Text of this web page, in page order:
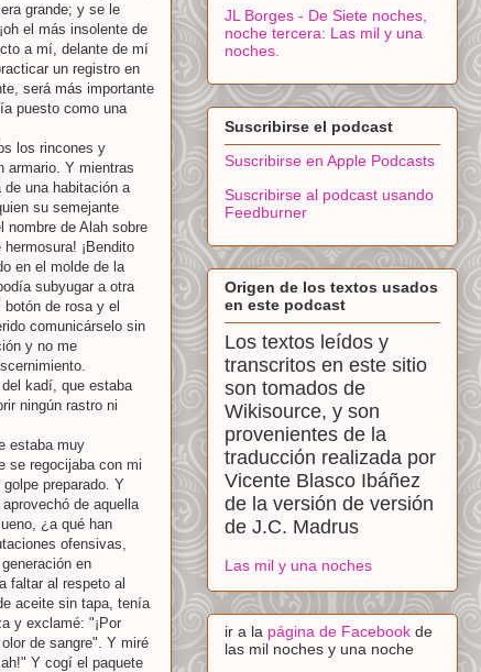
grande; y se le
el más insolente de
a mí, delante de mí
un registro en
será más importante
puesto como una
los rincones y
armario. Y mientras
una habitación a
su semejante
nombre de Alah sobre
¡Bendito
en el molde de la
subyugar a otra
de rosa y el
comunicárselo sin
y no me
kadí, que estaba
ningún rastro ni
estaba muy
se regocijaba con mi
preparado. Y
de aquella
¿a qué han
ofensivas,
en
faltar al respeto al
aceite sin tapa, tenía
y exclamé: "¡Por
de sangre". Y miré
Y cogí el paquete
JL Borges - De Siete noches,
noche tercera: Las mil y una
noches.
Suscribirse el podcast
Suscribirse en Apple Podcasts
Suscribirse al podcast usando
Feedburner
Origen de los textos usados
en este podcast
Los textos leídos y
transcritos en este sitio
son tomados de
Wikisource, y son
provenientes de la
traducción realizada por
Vicente Blasco Ibáñez
de la versión de versión
de J.C. Madrus
Las mil y una noches
ir a la página de Facebook de
las mil noches y una noche